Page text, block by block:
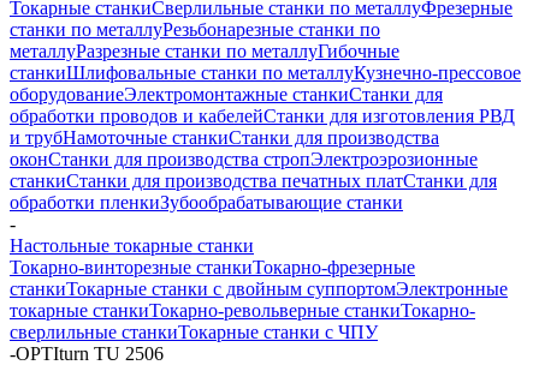
Токарные станкиСверлильные станки по металлуФрезерные
станки по металлуРезьбонарезные станки по
металлуРазрезные станки по металлуГибочные
станкиШлифовальные станки по металлуКузнечно-прессовое
оборудованиеЭлектромонтажные станкиСтанки для
обработки проводов и кабелейСтанки для изготовления РВД
и трубНамоточные станкиСтанки для производства
оконСтанки для производства стропЭлектроэрозионные
станкиСтанки для производства печатных платСтанки для
обработки пленкиЗубообрабатывающие станки
-
Настольные токарные станки
Токарно-винторезные станкиТокарно-фрезерные
станкиТокарные станки с двойным суппортомЭлектронные
токарные станкиТокарно-револьверные станкиТокарно-
сверлильные станкиТокарные станки с ЧПУ
-OPTIturn TU 2506